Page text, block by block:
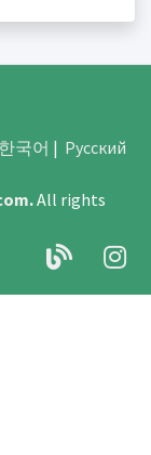
한국어 | Русский
.All rights